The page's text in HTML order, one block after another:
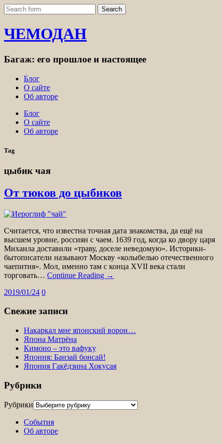
ЧЕМОДАН
Багаж: его прошлое и настоящее
Блог
О сайте
Об авторе
Блог
О сайте
Об авторе
Tag
цыбик чая
От тюков до цыбиков
Считается, что известна точная дата знакомства, да ещё на
высшем уровне, россиян с чаем. 1639 год, когда ко двору царя
Михаила доставили «траву, доселе неведомую». Историки-
бытописатели называют Москву «колыбелью отечественного
чаепития». Мол, именно там с конца XVII века стали
торговать… Continue Reading →
2019/01/24 0
Свежие записи
Накаркал мне японский ворон…
Япона Матрёна
Кимоно – это вафуку
Япония: Банзай бонсай!
Япония Гакёдзина Хокусая
Рубрики
Рубрики
События
Об авторе